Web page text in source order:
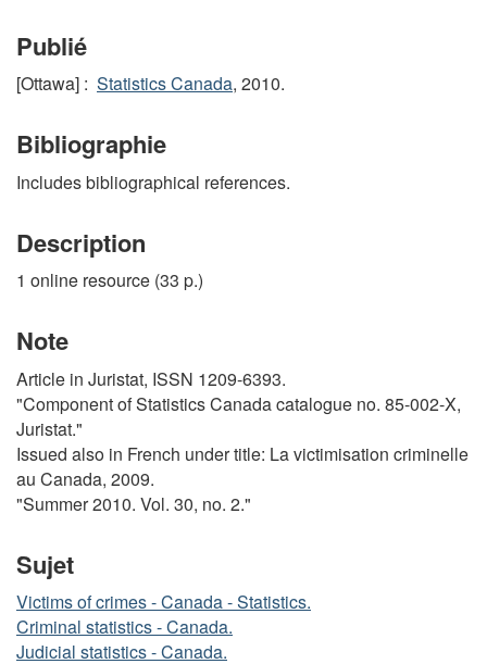
Publié
[Ottawa] : Statistics Canada, 2010.
Bibliographie
Includes bibliographical references.
Description
1 online resource (33 p.)
Note
Article in Juristat, ISSN 1209-6393.
"Component of Statistics Canada catalogue no. 85-002-X,
Juristat."
Issued also in French under title: La victimisation criminelle
au Canada, 2009.
"Summer 2010. Vol. 30, no. 2."
Sujet
Victims of crimes - Canada - Statistics.
Criminal statistics - Canada.
Judicial statistics - Canada.